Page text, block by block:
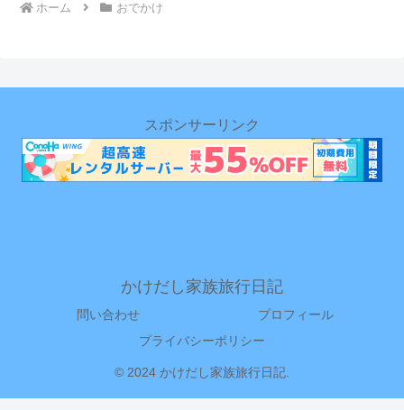
ホーム おでかけ
スポンサーリンク
かけだし家族旅行日記
問い合わせ
プロフィール
プライバシーポリシー
© 2024 かけだし家族旅行日記.